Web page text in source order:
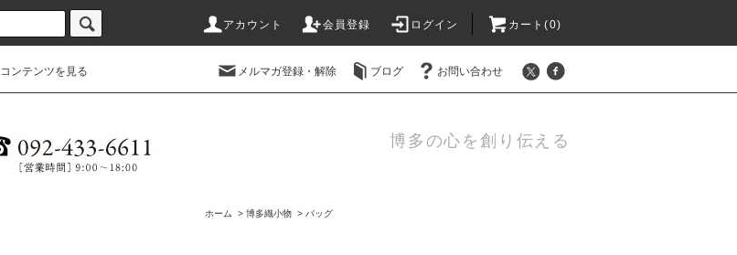
アカウント 会員登録 ログイン カート(0)
コンテンツを見る メルマガ登録・解除 ブログ お問い合わせ
博多の心を創り伝える
ホーム > 博多織小物 > バッグ